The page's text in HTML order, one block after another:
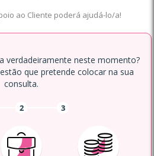
ao Cliente poderá ajudá-lo/a!
verdadeiramente neste momento?
que pretende colocar na sua
consulta.
2 3